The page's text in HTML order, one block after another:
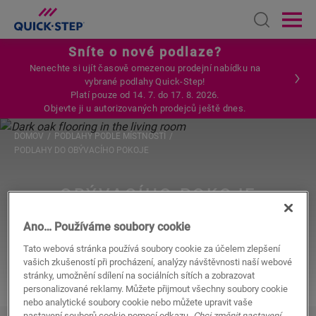
Open
Sníte o nové podlaze?
Nenechte si ujít časově omezenou prodejní nabídku na
vybrané podlahy Quick-Step!
Platí pouze od 14. 7. do 17. 8. 2026.
Objevte ji u autorizovaných prodejců ještě dnes.
OBÝVACÍHO POKOJE
PODLAHU
DOMOV
PODLAHY PODLE MÍSTNOSTÍ
PODLAHY DO OBÝVACÍHO POKOJE
Ano… Používáme soubory cookie
Tato webová stránka používá soubory cookie za účelem zlepšení
vašich zkušeností při procházení, analýzy návštěvnosti naší webové
stránky, umožnění sdílení na sociálních sítích a zobrazovat
personalizované reklamy. Můžete přijmout všechny soubory cookie
nebo analytické soubory cookie nebo můžete upravit vaše